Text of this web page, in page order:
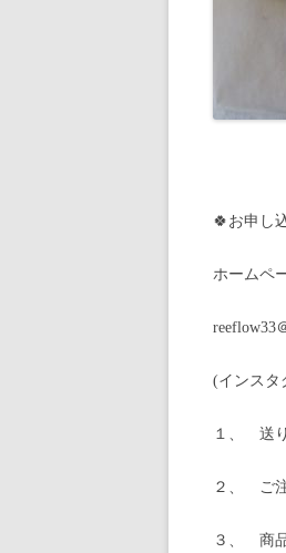
🍀お申し
ホームペ
reeflow33
(インスタ
１、 送
２、 ご
３、 商